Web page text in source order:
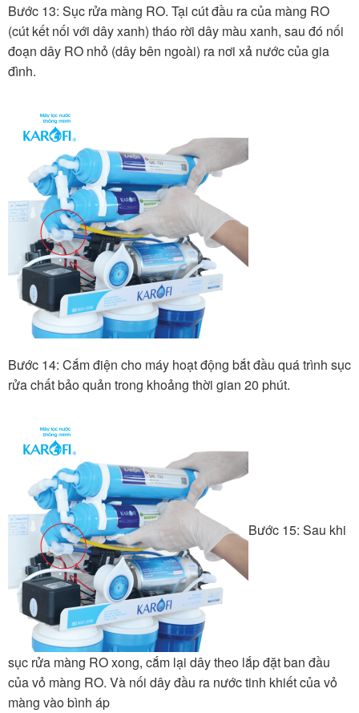
Bước 13: Sục rửa màng RO. Tại cút đầu ra của màng RO
(cút kết nối với dây xanh) tháo rời dây màu xanh, sau đó nối
đoạn dây RO nhỏ (dây bên ngoài) ra nơi xả nước của gia
đình.
Bước 14: Cắm điện cho máy hoạt động bắt đầu quá trình sục
rửa chất bảo quản trong khoảng thời gian 20 phút.
Bước 15: Sau khi
sục rửa màng RO xong, cắm lại dây theo lắp đặt ban đầu
của vỏ màng RO. Và nối dây đầu ra nước tinh khiết của vỏ
màng vào bình áp